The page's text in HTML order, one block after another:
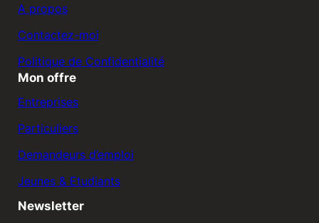
A propos
Contactez-moi
Politique de Confidentialité
Mon offre
Entreprises
Particuliers
Demandeurs d’emploi
Jeunes & Etudiants
Newsletter